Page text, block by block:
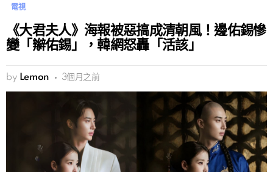
電視
《大君夫人》海報被惡搞成清朝風！邊佑錫慘
變「辮佑錫」，韓網怒轟「活該」
by Lemon 3個月之前